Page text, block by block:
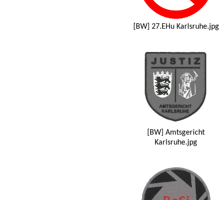
[BW] 27.EHu Karlsruhe.jpg
[BW] Amtsgericht
Karlsruhe.jpg